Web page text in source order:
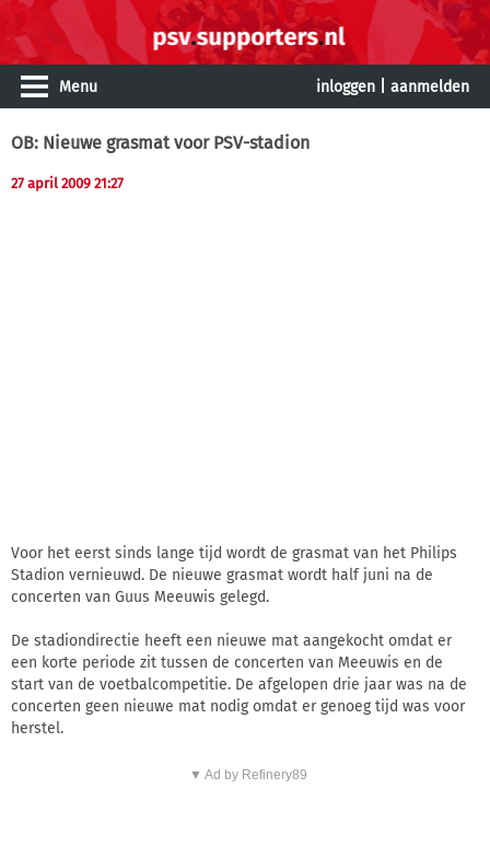
Menu inloggen aanmelden
OB: Nieuwe grasmat voor PSV-stadion
27 april 2009 21:27
Voor het eerst sinds lange tijd wordt de grasmat van het Philips
Stadion vernieuwd. De nieuwe grasmat wordt half juni na de
concerten van Guus Meeuwis gelegd.
De stadiondirectie heeft een nieuwe mat aangekocht omdat er
een korte periode zit tussen de concerten van Meeuwis en de
start van de voetbalcompetitie. De afgelopen drie jaar was na de
concerten geen nieuwe mat nodig omdat er genoeg tijd was voor
herstel.
▼ Ad by Refinery89